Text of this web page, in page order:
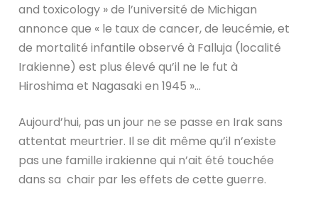
and toxicology » de l’université de Michigan
annonce que « le taux de cancer, de leucémie, et
de mortalité infantile observé à Falluja (localité
Irakienne) est plus élevé qu’il ne le fut à
Hiroshima et Nagasaki en 1945 »…
Aujourd’hui, pas un jour ne se passe en Irak sans
attentat meurtrier. Il se dit même qu’il n’existe
pas une famille irakienne qui n’ait été touchée
dans sa chair par les effets de cette guerre.